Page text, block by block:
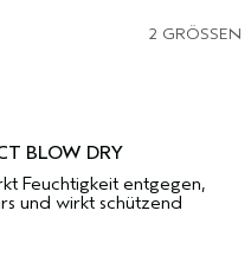
2 GRÖSSEN
BLOW DRY
Feuchtigkeit entgegen,
und wirkt schützend